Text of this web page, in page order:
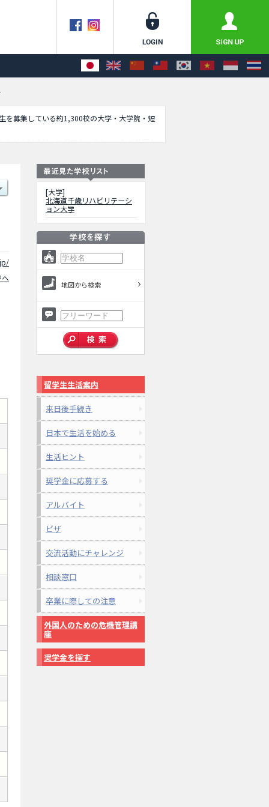
を募集している約1,300校の大学・大学院・短
ど入試情報、施設案内、アクセスなど外国人
へ
[大学]
北海道千歳リハビリテーシ
ョン大学
地図から検索
留学生生活案内
来日後手続き
日本で生活を始める
生活ヒント
奨学金に応募する
アルバイト
ビザ
交流活動にチャレンジ
相談窓口
卒業に際しての注意
外国人のための危機管理講
座
奨学金を探す